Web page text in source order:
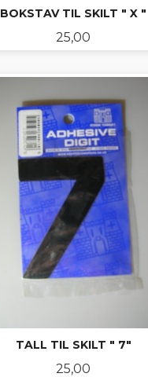
BOKSTAV TIL SKILT " X "
Pris
25,00
KJØP
TALL TIL SKILT " 7"
Pris
25,00